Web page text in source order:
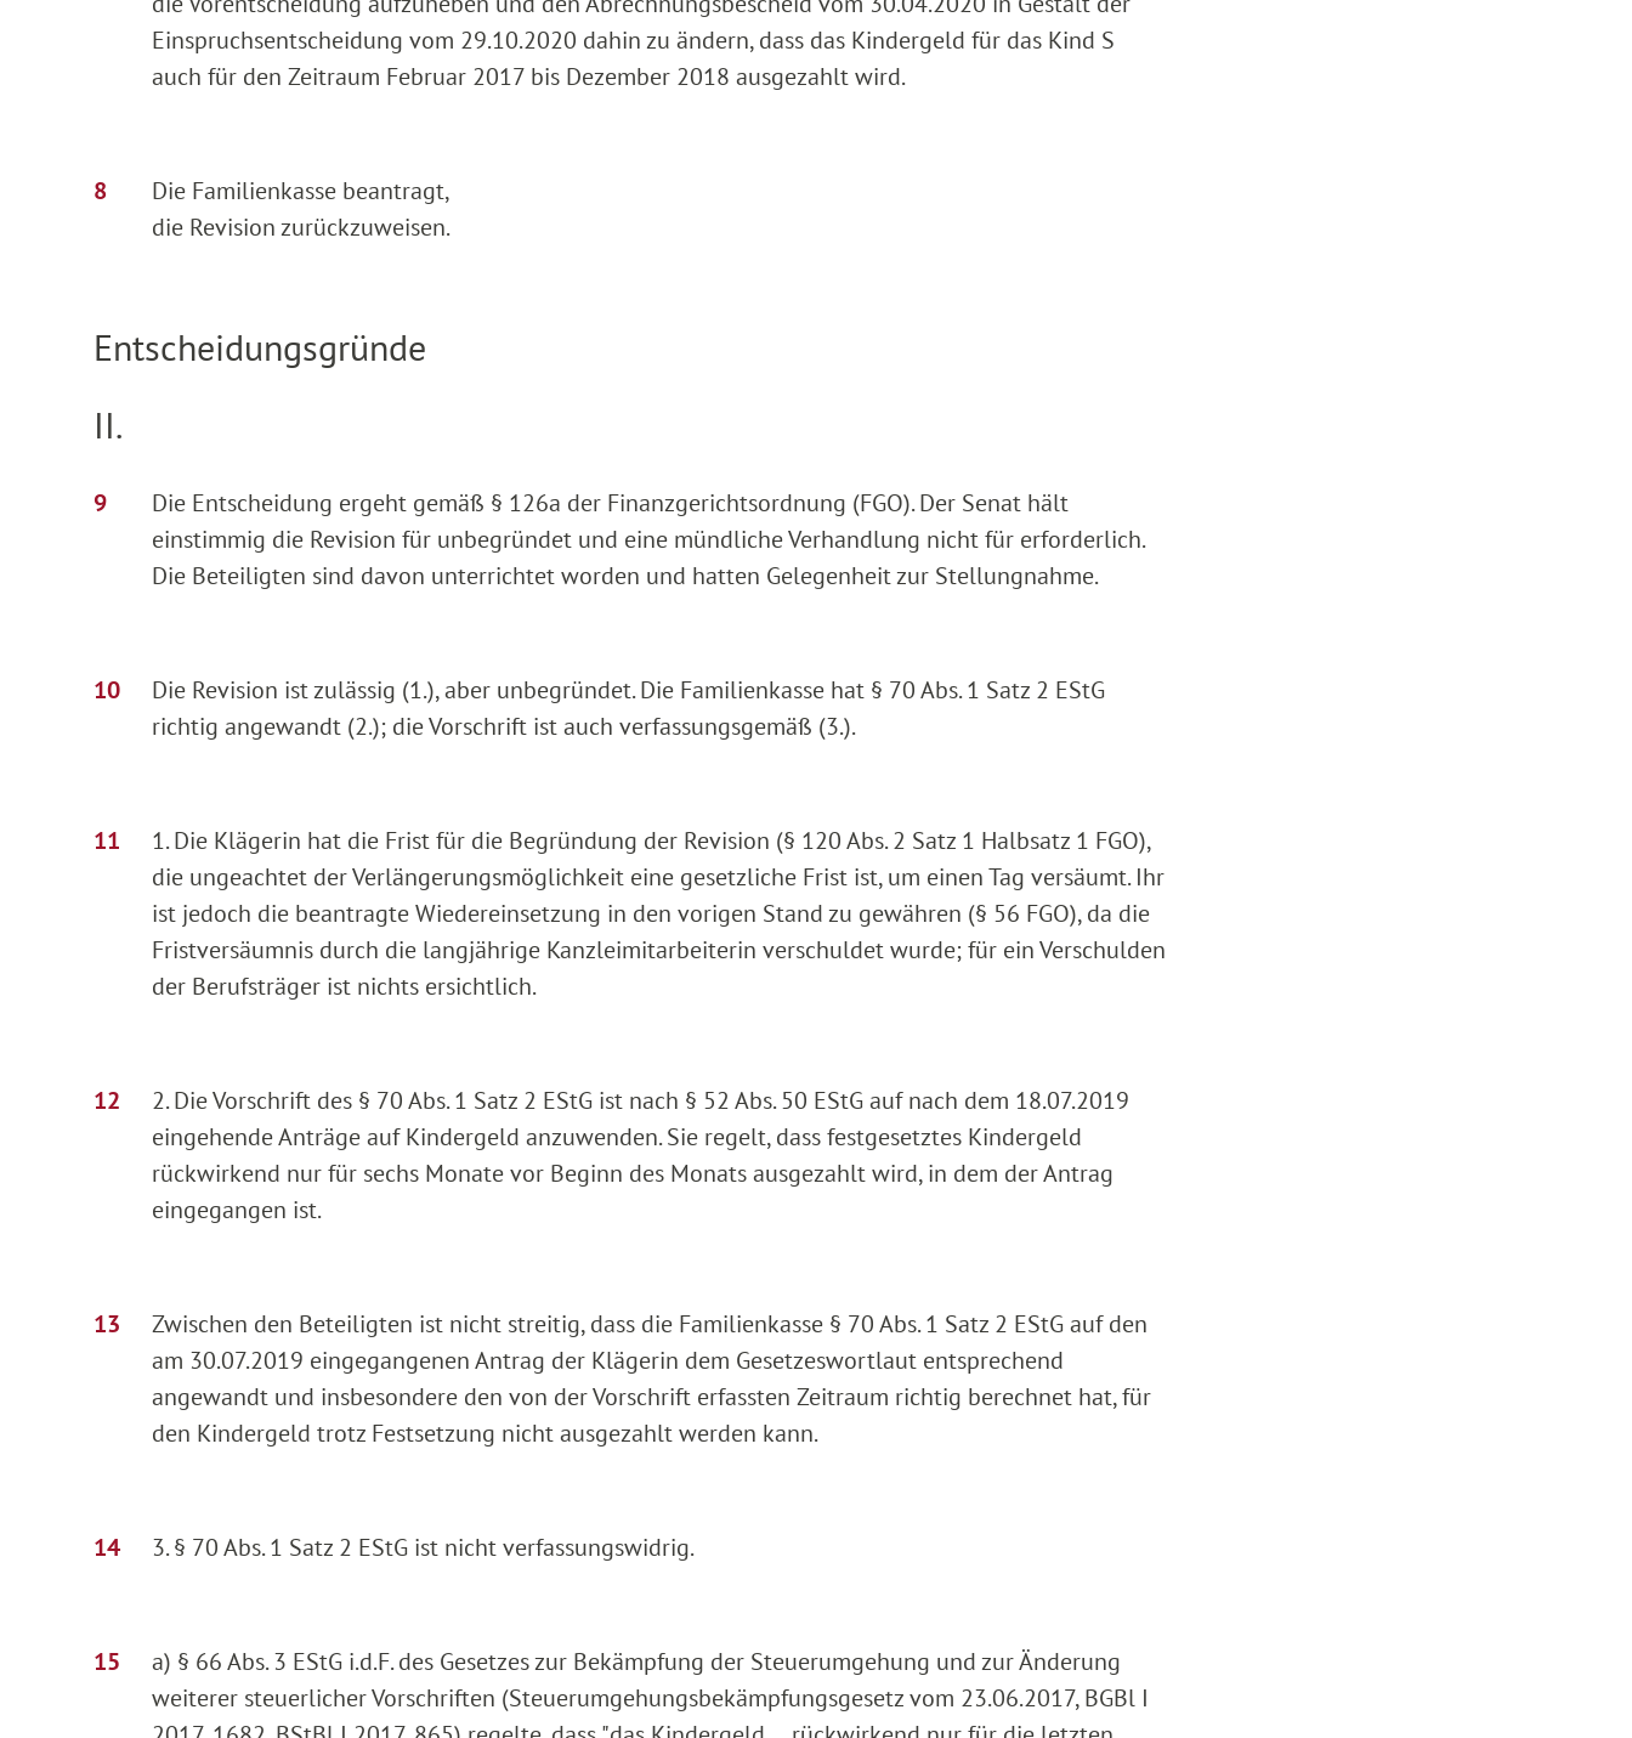
Einspruchsentscheidung vom 29.10.2020 dahin zu ändern, dass das Kindergeld für das Kind S
auch für den Zeitraum Februar 2017 bis Dezember 2018 ausgezahlt wird.
Die Familienkasse beantragt,
die Revision zurückzuweisen.
Entscheidungsgründe
II.
Die Entscheidung ergeht gemäß § 126a der Finanzgerichtsordnung (FGO). Der Senat hält
einstimmig die Revision für unbegründet und eine mündliche Verhandlung nicht für erforderlich.
Die Beteiligten sind davon unterrichtet worden und hatten Gelegenheit zur Stellungnahme.
Die Revision ist zulässig (1.), aber unbegründet. Die Familienkasse hat § 70 Abs. 1 Satz 2 EStG
richtig angewandt (2.); die Vorschrift ist auch verfassungsgemäß (3.).
1. Die Klägerin hat die Frist für die Begründung der Revision (§ 120 Abs. 2 Satz 1 Halbsatz 1 FGO),
die ungeachtet der Verlängerungsmöglichkeit eine gesetzliche Frist ist, um einen Tag versäumt. Ihr
ist jedoch die beantragte Wiedereinsetzung in den vorigen Stand zu gewähren (§ 56 FGO), da die
Fristversäumnis durch die langjährige Kanzleimitarbeiterin verschuldet wurde; für ein Verschulden
der Berufsträger ist nichts ersichtlich.
2. Die Vorschrift des § 70 Abs. 1 Satz 2 EStG ist nach § 52 Abs. 50 EStG auf nach dem 18.07.2019
eingehende Anträge auf Kindergeld anzuwenden. Sie regelt, dass festgesetztes Kindergeld
rückwirkend nur für sechs Monate vor Beginn des Monats ausgezahlt wird, in dem der Antrag
eingegangen ist.
Zwischen den Beteiligten ist nicht streitig, dass die Familienkasse § 70 Abs. 1 Satz 2 EStG auf den
am 30.07.2019 eingegangenen Antrag der Klägerin dem Gesetzeswortlaut entsprechend
angewandt und insbesondere den von der Vorschrift erfassten Zeitraum richtig berechnet hat, für
den Kindergeld trotz Festsetzung nicht ausgezahlt werden kann.
3. § 70 Abs. 1 Satz 2 EStG ist nicht verfassungswidrig.
a) § 66 Abs. 3 EStG i.d.F. des Gesetzes zur Bekämpfung der Steuerumgehung und zur Änderung
weiterer steuerlicher Vorschriften (Steuerumgehungsbekämpfungsgesetz vom 23.06.2017, BGBl I